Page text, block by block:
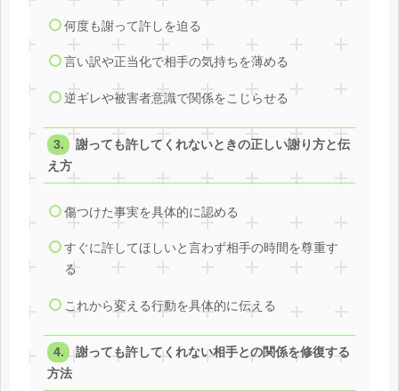
何度も謝って許しを迫る
言い訳や正当化で相手の気持ちを薄める
逆ギレや被害者意識で関係をこじらせる
謝っても許してくれないときの正しい謝り方と伝
え方
傷つけた事実を具体的に認める
すぐに許してほしいと言わず相手の時間を尊重す
る
これから変える行動を具体的に伝える
謝っても許してくれない相手との関係を修復する
方法